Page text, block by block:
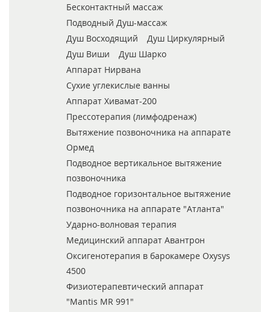
Бесконтактный массаж
Подводный Душ-массаж
Душ Восходящий
Душ Циркулярный
Душ Виши
Душ Шарко
Аппарат Нирвана
Сухие углекислые ванны
Аппарат Хивамат-200
Прессотерапия (лимфодренаж)
Вытяжение позвоночника на аппарате
Ормед
Подводное вертикальное вытяжение
позвоночника
Подводное горизонтальное вытяжение
позвоночника на аппарате "Атланта"
Ударно-волновая терапия
Медицинский аппарат Авантрон
Оксигенотерапия в барокамере Oxysys
4500
Физиотерапевтический аппарат
"Mantis MR 991"